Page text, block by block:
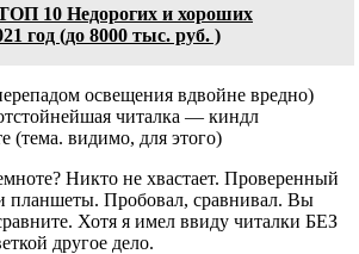
10 Недорогих и хороших
год (до 8000 тыс. руб. )
освещения вдвойне вредно)
читалка — киндл
(тема. видимо, для этого)
Никто не хвастает. Проверенный
планшеты. Пробовал, сравнивал. Вы
Хотя я имел ввиду читалки БЕЗ
другое дело.